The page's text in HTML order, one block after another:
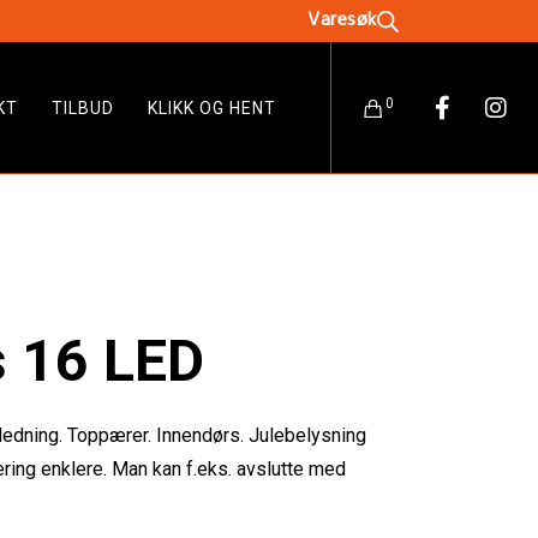
0
TILBUD KLIKK OG HENT
LED
Toppærer. Innendørs. Julebelysning
enklere. Man kan f.eks. avslutte med